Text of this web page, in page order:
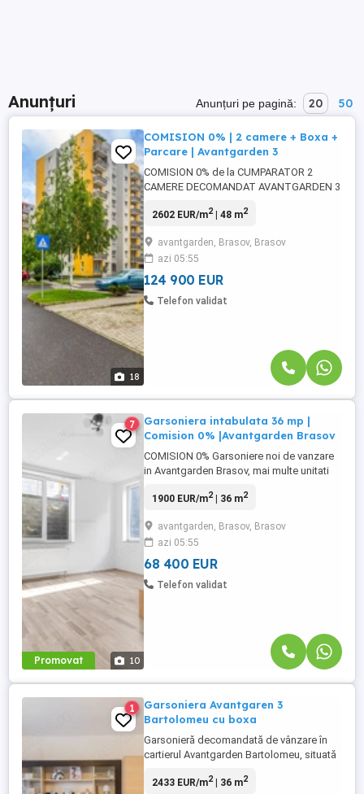
Anunțuri Anunțuri pe pagină: 20 50
18
COMISION 0% | 2 camere + Boxa +
Parcare | Avantgarden 3
COMISION 0% de la CUMPARATOR 2
CAMERE DECOMANDAT AVANTGARDEN 3
spatiu, ci linistea pe care o simti cand
exact acel echilibru intre confort, acces
rapid si un stil de viata simplu, dar
complet! ADRESA: Str. Egretei nr. ...
2602 EUR/m2| 48 m2
avantgarden, Brasov, Brasov
azi 05:55
124 900 EUR
Telefon validat
Promovat 10
7
Garsoniera intabulata 36 mp |
Comision 0% |Avantgarden Brasov
COMISION 0% Garsoniere noi de vanzare
in Avantgarden Brasov, mai multe unitati
rezidential Avantgarden din Brasov sunt
potrivite atat pentru locuire, cat si pentru
investitie. Proprietatile se afla intr-un
proiect rezidential ...
1900 EUR/m2| 36 m2
avantgarden, Brasov, Brasov
azi 05:55
68 400 EUR
Telefon validat
1
Garsoniera Avantgaren 3
Bartolomeu cu boxa
Garsonieră decomandată de vânzare în
cartierul Avantgarden Bartolomeu, situată
zonă liniștită și foarte bine dezvoltată.
2433 EUR/m2| 36 m2